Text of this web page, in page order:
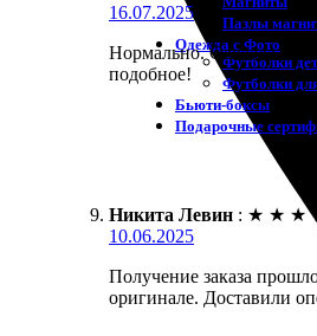
Пазлы
Одежда с Фото
Футболки
Футболки
Бьюти-боксы
Подарочные
16.07.2025
Нормально. Сделала
подобное!
Никита Левин : ★ ★ ★ ★
10.06.2025
Получение заказа
оригинале. Доставили